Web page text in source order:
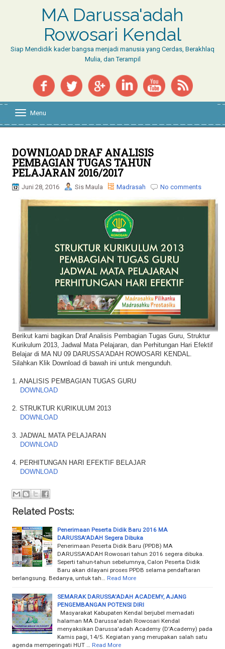
MA Darussa'adah
Rowosari Kendal
Siap Mendidik kader bangsa menjadi manusia yang Cerdas, Berakhlaq
Mulia, dan Terampil
l
e
n
a
v
g
a
t
i
o
n
Menu
DOWNLOAD DRAF ANALISIS
PEMBAGIAN TUGAS TAHUN
PELAJARAN 2016/2017
Juni 28, 2016 Sis Maula Madrasah No comments
Berikut kami bagikan Draf Analisis Pembagian Tugas Guru, Struktur
Kurikulum 2013, Jadwal Mata Pelajaran, dan Perhitungan Hari Efektif
Belajar di MA NU 09 DARUSSA'ADAH ROWOSARI KENDAL.
Silahkan Klik Download di bawah ini untuk mengunduh.
1. ANALISIS PEMBAGIAN TUGAS GURU
DOWNLOAD
2. STRUKTUR KURIKULUM 2013
DOWNLOAD
3. JADWAL MATA PELAJARAN
DOWNLOAD
4. PERHITUNGAN HARI EFEKTIF BELAJAR
DOWNLOAD
Related Posts:
Penerimaan Peserta Didik Baru 2016 MA
DARUSSA'ADAH Segera Dibuka
Penerimaan Peserta Didik Baru (PPDB) MA
DARUSSA'ADAH Rowosari tahun 2016 segera dibuka.
Seperti tahun-tahun sebelumnya, Calon Peserta Didik
Baru akan dilayani proses PPDB selama pendaftaran
berlangsung. Bedanya, untuk tah…
Read More
SEMARAK DARUSSA'ADAH ACADEMY, AJANG
PENGEMBANGAN POTENSI DIRI
Masyarakat Kabupaten Kendal berjubel memadati
halaman MA Darussa'adah Rowosari Kendal
menyaksikan Darussa'adah Academy (D'Academy) pada
Kamis pagi, 14/5. Kegiatan yang merupakan salah satu
agenda memperingati HUT …
Read More